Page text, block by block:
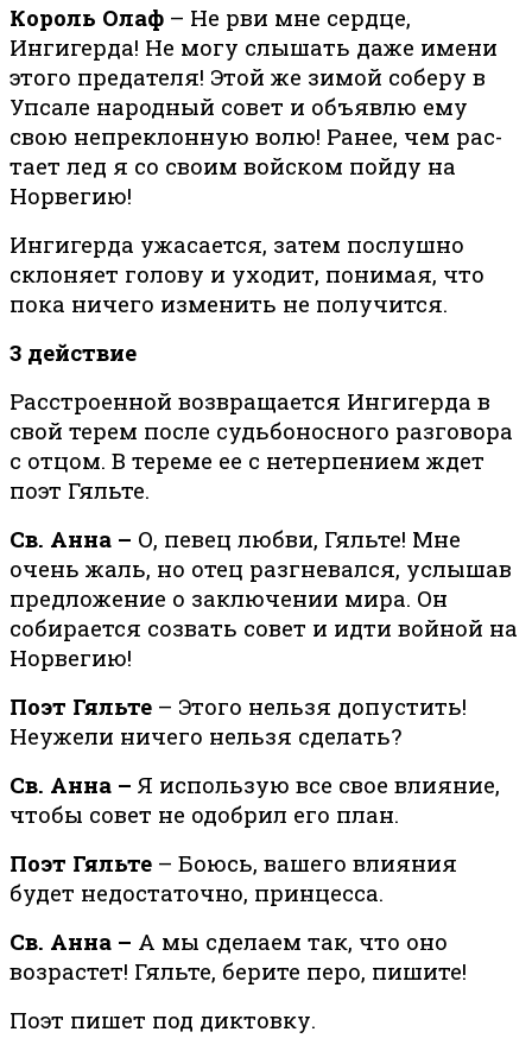
Король Олаф – Не рви мне сердце,
Ингигерда! Не могу слышать даже имени
этого предателя! Этой же зи­мой со­беру в
Упса­ле на­род­ный со­вет и объ­явлю ему
свою непре­клон­ную во­лю! Ра­нее, чем рас­
та­ет лед я со своим вой­ском пойду на
Норвегию!
Ингигерда ужасается, затем послушно
склоняет голову и уходит, понимая, что
пока ничего изменить не получится.
3 действие
Расстроенной возвращается Ингигерда в
свой терем после судьбоносного разговора
с отцом. В тереме ее с нетерпением ждет
поэт Гяльте.
Св. Анна – О, певец любви, Гяльте! Мне
очень жаль, но отец разгневался, услышав
предложение о заключении мира. Он
собирается созвать совет и идти войной на
Норвегию!
Поэт Гяльте – Этого нельзя допустить!
Неужели ничего нельзя сделать?
Св. Анна – Я использую все свое влияние,
чтобы совет не одобрил его план.
Поэт Гяльте – Боюсь, вашего влияния
будет недостаточно, принцесса.
Св. Анна – А мы сделаем так, что оно
возрастет! Гяльте, берите перо, пишите!
Поэт пишет под диктовку.